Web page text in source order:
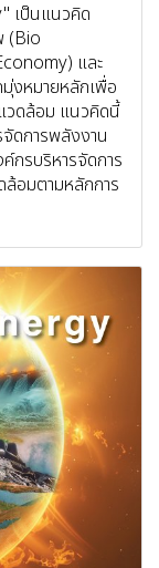
เป็นแนวคิด
(Bio
และ
งหมายหลักเพื่อ
วดล้อม แนวคิดนี้
ดการพลังงาน
กรบริหารจัดการ
อมตามหลักการ